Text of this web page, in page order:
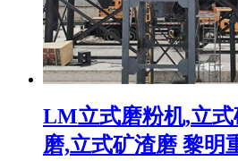
LM立式磨粉机,立
磨,立式矿渣磨 黎明